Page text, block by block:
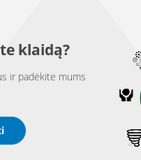
klaidą?
ir padėkite mums